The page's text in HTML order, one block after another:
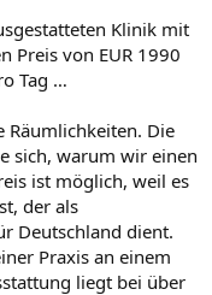
Klinik mit
Preis von EUR 1990
Tag …
Räumlichkeiten. Die
sich, warum wir einen
ist möglich, weil es
der als
Deutschland dient.
Praxis an einem
liegt bei über